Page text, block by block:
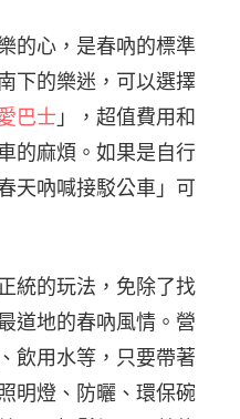
的心，是春吶的標準
下的樂迷，可以選擇
巴士 」，超值費用和
的麻煩。如果是自行
天吶喊接駁公車」可
統的玩法，免除了找
道地的春吶風情。營
飲用水等，只要帶著
明燈、防曬、環保碗